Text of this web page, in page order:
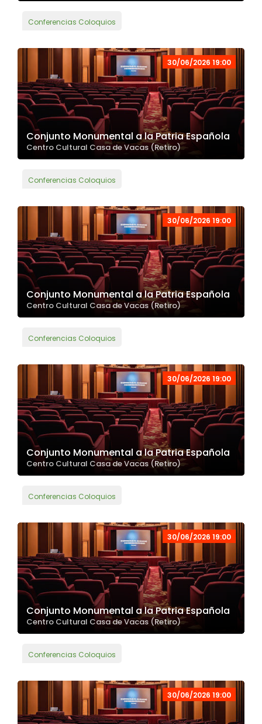
Conferencias Coloquios
30/06/2026 19:00
Conjunto Monumental a la Patria Española
Centro Cultural Casa de Vacas (Retiro)
Conferencias Coloquios
30/06/2026 19:00
Conjunto Monumental a la Patria Española
Centro Cultural Casa de Vacas (Retiro)
Conferencias Coloquios
30/06/2026 19:00
Conjunto Monumental a la Patria Española
Centro Cultural Casa de Vacas (Retiro)
Conferencias Coloquios
30/06/2026 19:00
Conjunto Monumental a la Patria Española
Centro Cultural Casa de Vacas (Retiro)
Conferencias Coloquios
30/06/2026 19:00